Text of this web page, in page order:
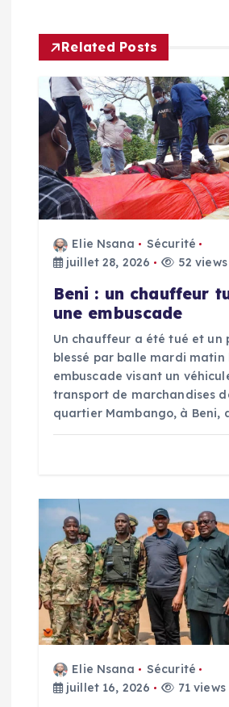
t
o
n
d
e
c
e
Related Posts
Elie Nsana
Sécurité
juillet 28, 2026
52 views
Beni : un chauffeur
une embuscade
Un chauffeur a été tué et un
blessé par balle mardi matin
embuscade visant un
transport de marchandises
quartier Mambango, à Beni,
Elie Nsana
Sécurité
juillet 16, 2026
71 views